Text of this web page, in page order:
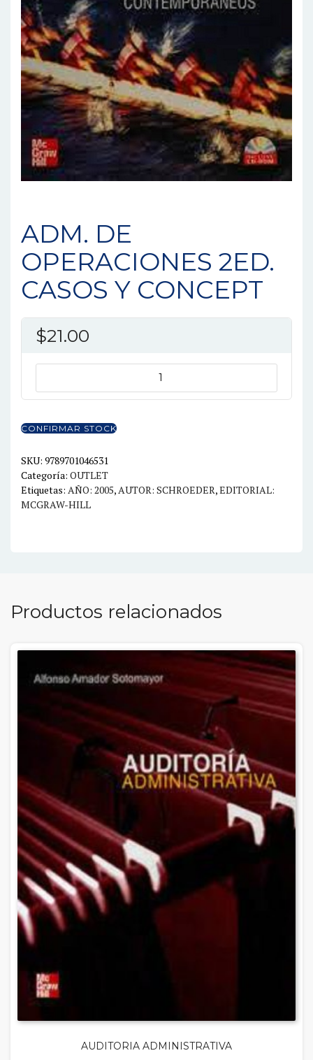
ADM. DE
OPERACIONES 2ED.
CASOS Y CONCEPT
$21.00
2ED.
Y
CONCEPT
cantidad
CONFIRMAR STOCK
SKU: 9789701046531
Categoría: OUTLET
Etiquetas: AÑO: 2005, AUTOR: SCHROEDER,EDITORIAL:
MCGRAW-HILL
Productos relacionados
AUDITORIA ADMINISTRATIVA